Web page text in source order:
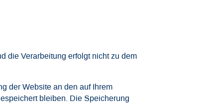
die Verarbeitung erfolgt nicht zu dem
der Website an den auf Ihrem
bleiben. Die Speicherung